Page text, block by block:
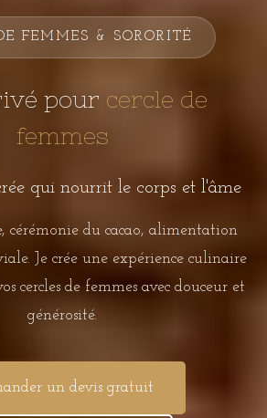
FEMMES & SORORITÉ
pour cercle de
femmes
qui nourrit le corps et l'âme
cérémonie du cacao, alimentation
Je crée une expérience culinaire
cercles de femmes avec douceur et
générosité.
un devis gratuit